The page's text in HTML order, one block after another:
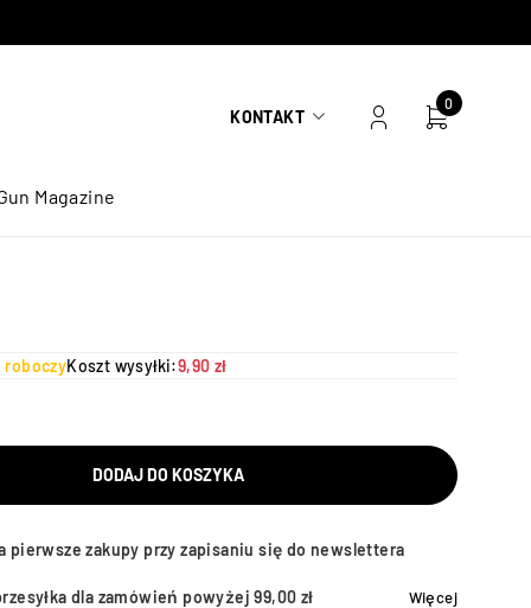
KONTAKT
0
Magazine
roboczyKoszt wysyłki:9,90 zł
DODAJ DO KOSZYKA
pierwsze zakupy przy zapisaniu się do newslettera
dla zamówień powyżej 99,00 zł Więcej